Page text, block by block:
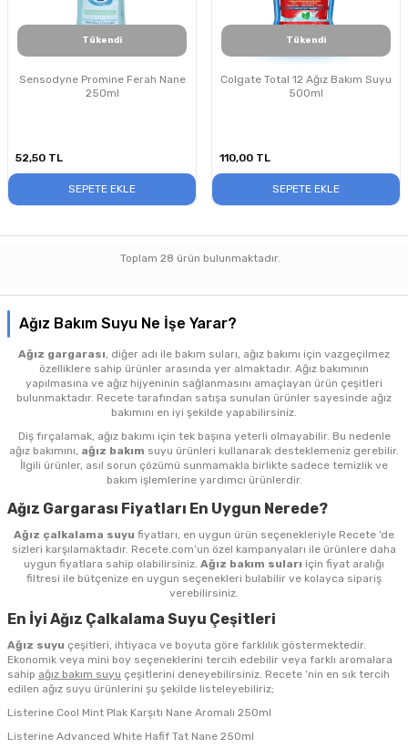
Tükendi
Sensodyne Promine Ferah Nane
250ml
52,50 TL
SEPETE EKLE
Tükendi
Colgate Total 12 Ağız Bakım Suyu
500ml
110,00 TL
SEPETE EKLE
Toplam 28 ürün bulunmaktadır.
Ağız Bakım Suyu Ne İşe Yarar?
Ağız gargarası, diğer adı ile bakım suları, ağız bakımı için vazgeçilmez
özelliklere sahip ürünler arasında yer almaktadır. Ağız bakımının
yapılmasına ve ağız hijyeninin sağlanmasını amaçlayan ürün çeşitleri
bulunmaktadır. Recete tarafından satışa sunulan ürünler sayesinde ağız
bakımını en iyi şekilde yapabilirsiniz.
Diş fırçalamak, ağız bakımı için tek başına yeterli olmayabilir. Bu nedenle
ağız bakımını, ağız bakım suyu ürünleri kullanarak desteklemeniz gerebilir.
İlgili ürünler, asıl sorun çözümü sunmamakla birlikte sadece temizlik ve
bakım işlemlerine yardımcı ürünlerdir.
Ağız Gargarası Fiyatları En Uygun Nerede?
Ağız çalkalama suyu fiyatları, en uygun ürün seçenekleriyle Recete ‘de
sizleri karşılamaktadır. Recete.com’un özel kampanyaları ile ürünlere daha
uygun fiyatlara sahip olabilirsiniz. Ağız bakım suları için fiyat aralığı
filtresi ile bütçenize en uygun seçenekleri bulabilir ve kolayca sipariş
verebilirsiniz.
En İyi Ağız Çalkalama Suyu Çeşitleri
Ağız suyu çeşitleri, ihtiyaca ve boyuta göre farklılık göstermektedir.
Ekonomik veya mini boy seçeneklerini tercih edebilir veya farklı aromalara
sahip ağız bakım suyu çeşitlerini deneyebilirsiniz. Recete ‘nin en sık tercih
edilen ağız suyu ürünlerini şu şekilde listeleyebiliriz;
Listerine Cool Mint Plak Karşıtı Nane Aromalı 250ml
Listerine Advanced White Hafif Tat Nane 250ml